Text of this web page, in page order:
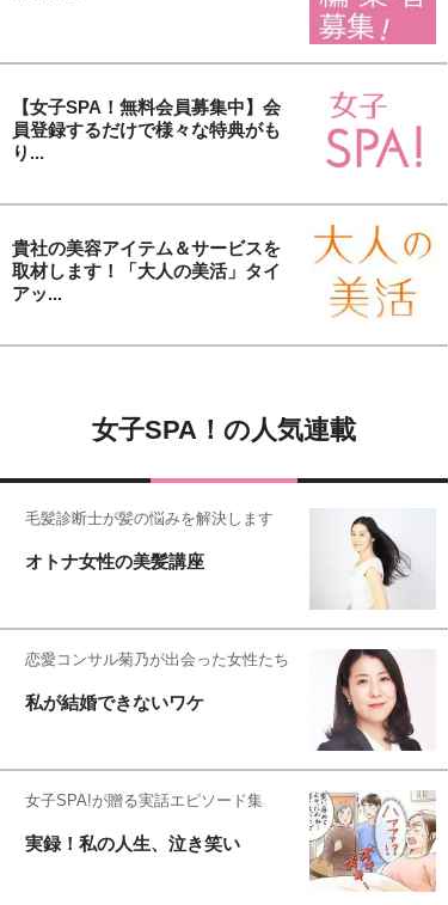
【女子SPA！無料会員募集中】会
員登録するだけで様々な特典がも
り...
貴社の美容アイテム＆サービスを
取材します！「大人の美活」タイ
アッ...
女子SPA！の人気連載
毛髪診断士が髪の悩みを解決します
オトナ女性の美髪講座
恋愛コンサル菊乃が出会った女性たち
私が結婚できないワケ
女子SPA!が贈る実話エピソード集
実録！私の人生、泣き笑い